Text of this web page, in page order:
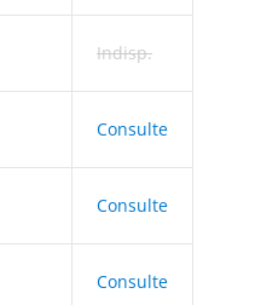
Indisp.
Consulte
Consulte
Consulte